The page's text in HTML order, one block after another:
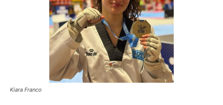
Kiara Franco